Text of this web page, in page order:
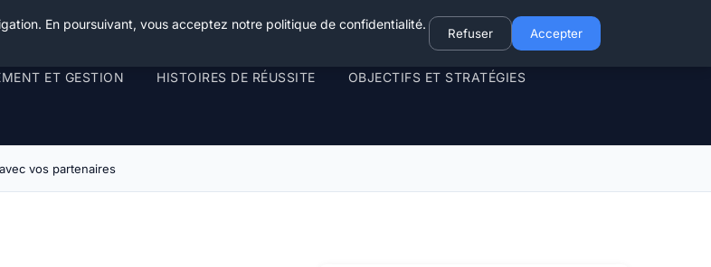
ET GESTION HISTOIRES DE RÉUSSITE OBJECTIFS ET STRATÉGIES
vos partenaires
En poursuivant, vous acceptez notre politique de confidentialité.
Refuser Accepter